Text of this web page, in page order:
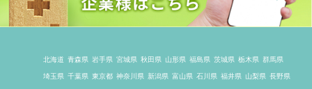
北海道 青森県 岩手県 宮城県 秋田県 山形県 福島県 茨城県 栃木県 群馬県
埼玉県 千葉県 東京都 神奈川県 新潟県 富山県 石川県 福井県 山梨県 長野県